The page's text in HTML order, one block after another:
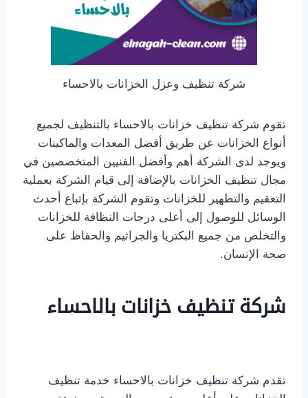
شركة تنظيف وعزل الخزانات بالاحساء
تقوم شركة تنظيف خزانات بالاحساء بالتنظيف لجميع
أنواع الخزانات عن طريق أفضل المعدات والماكينات
ويوجد لدى الشركة أهم وأفضل الفنيين المتخصصين في
مجال تنظيف الخزانات بالإضافة إلى قيام الشركة بعملية
التعقيم والتطهير للخزانات وتقوم الشركة بإتباع أحدث
الوسائل للوصول إلى أعلى درجات النظافة للخزانات
والتخلص من جميع البكتريا والجراثيم والحفاظ على
صحة الإنسان.
شركة تنظيف خزانات بالاحساء
تقدم شركة تنظيف خزانات بالاحساء خدمة تنظيف